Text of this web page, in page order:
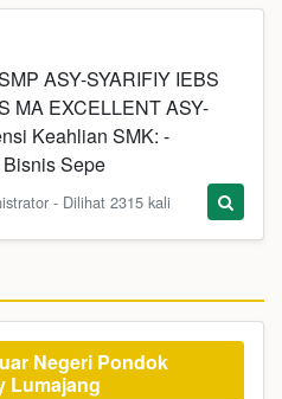
ASY-SYARIFIY IEBS
MA EXCELLENT ASY-
Keahlian SMK: -
Sepe
- Dilihat 2315 kali
Negeri Pondok
Lumajang